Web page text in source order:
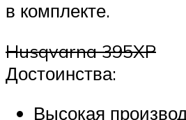
в комплекте.
Husqvarna 395XP
Достоинства:
Высокая